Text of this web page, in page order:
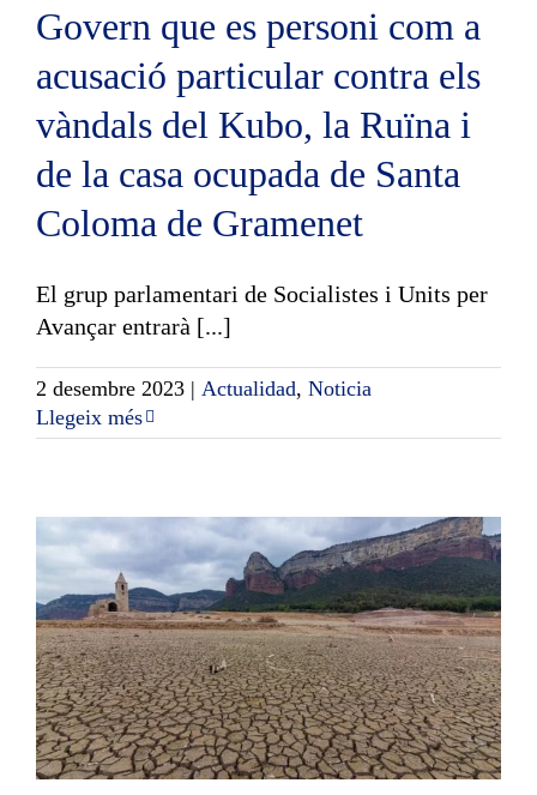
Govern que es personi com a
acusació particular contra els
vàndals del Kubo, la Ruïna i
de la casa ocupada de Santa
Coloma de Gramenet
El grup parlamentari de Socialistes i Units per
Avançar entrarà [...]
2 desembre 2023 | Actualidad, Noticia
Llegeix més